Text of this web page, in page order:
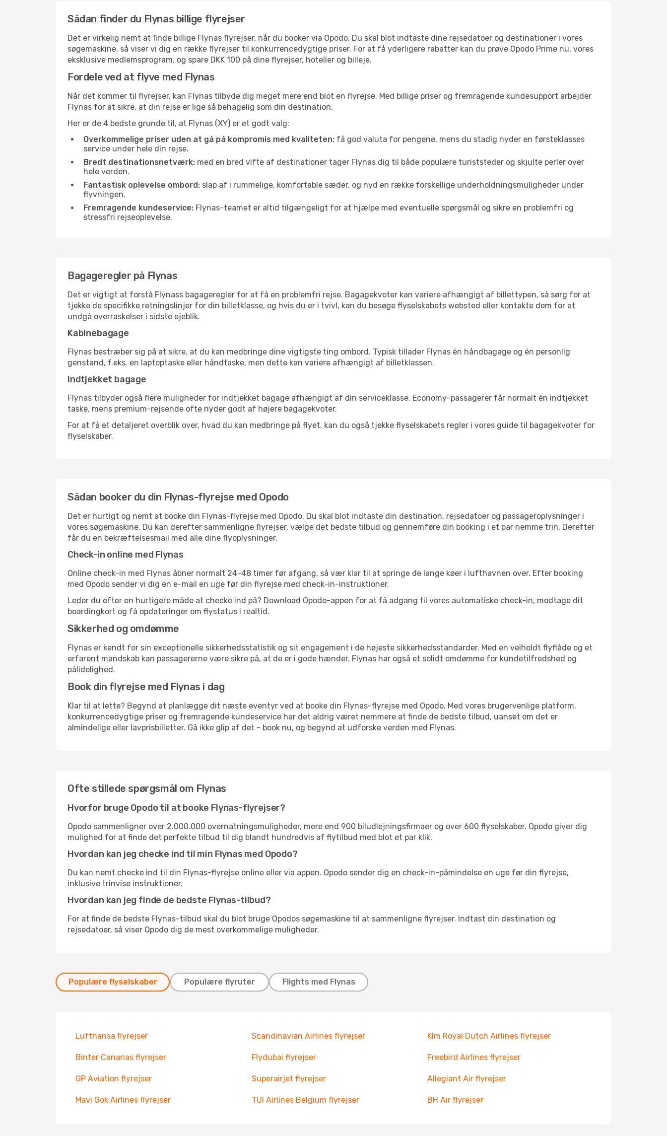
Sådan finder du Flynas billige flyrejser
Det er virkelig nemt at finde billige Flynas flyrejser, når du booker via Opodo. Du skal blot indtaste dine rejsedatoer og destinationer i vores
søgemaskine, så viser vi dig en række flyrejser til konkurrencedygtige priser. For at få yderligere rabatter kan du prøve Opodo Prime nu, vores
eksklusive medlemsprogram, og spare DKK 100 på dine flyrejser, hoteller og billeje.
Fordele ved at flyve med Flynas
Når det kommer til flyrejser, kan Flynas tilbyde dig meget mere end blot en flyrejse. Med billige priser og fremragende kundesupport arbejder
Flynas for at sikre, at din rejse er lige så behagelig som din destination.
Her er de 4 bedste grunde til, at Flynas (XY) er et godt valg:
Overkommelige priser uden at gå på kompromis med kvaliteten: få god valuta for pengene, mens du stadig nyder en førsteklasses
service under hele din rejse.
Bredt destinationsnetværk: med en bred vifte af destinationer tager Flynas dig til både populære turiststeder og skjulte perler over
hele verden.
Fantastisk oplevelse ombord: slap af i rummelige, komfortable sæder, og nyd en række forskellige underholdningsmuligheder under
flyvningen.
Fremragende kundeservice: Flynas-teamet er altid tilgængeligt for at hjælpe med eventuelle spørgsmål og sikre en problemfri og
stressfri rejseoplevelse.
Bagageregler på Flynas
Det er vigtigt at forstå Flynass bagageregler for at få en problemfri rejse. Bagagekvoter kan variere afhængigt af billettypen, så sørg for at
tjekke de specifikke retningslinjer for din billetklasse, og hvis du er i tvivl, kan du besøge flyselskabets websted eller kontakte dem for at
undgå overraskelser i sidste øjeblik.
Kabinebagage
Flynas bestræber sig på at sikre, at du kan medbringe dine vigtigste ting ombord. Typisk tillader Flynas én håndbagage og én personlig
genstand, f.eks. en laptoptaske eller håndtaske, men dette kan variere afhængigt af billetklassen.
Indtjekket bagage
Flynas tilbyder også flere muligheder for indtjekket bagage afhængigt af din serviceklasse. Economy-passagerer får normalt én indtjekket
taske, mens premium-rejsende ofte nyder godt af højere bagagekvoter.
For at få et detaljeret overblik over, hvad du kan medbringe på flyet, kan du også tjekke flyselskabets regler i vores guide til bagagekvoter for
flyselskaber.
Sådan booker du din Flynas-flyrejse med Opodo
Det er hurtigt og nemt at booke din Flynas-flyrejse med Opodo. Du skal blot indtaste din destination, rejsedatoer og passageroplysninger i
vores søgemaskine. Du kan derefter sammenligne flyrejser, vælge det bedste tilbud og gennemføre din booking i et par nemme trin. Derefter
får du en bekræftelsesmail med alle dine flyoplysninger.
Check-in online med Flynas
Online check-in med Flynas åbner normalt 24-48 timer før afgang, så vær klar til at springe de lange køer i lufthavnen over. Efter booking
med Opodo sender vi dig en e-mail en uge før din flyrejse med check-in-instruktioner.
Leder du efter en hurtigere måde at checke ind på? Download Opodo-appen for at få adgang til vores automatiske check-in, modtage dit
boardingkort og få opdateringer om flystatus i realtid.
Sikkerhed og omdømme
Flynas er kendt for sin exceptionelle sikkerhedsstatistik og sit engagement i de højeste sikkerhedsstandarder. Med en velholdt flyflåde og et
erfarent mandskab kan passagererne være sikre på, at de er i gode hænder. Flynas har også et solidt omdømme for kundetilfredshed og
pålidelighed.
Book din flyrejse med Flynas i dag
Klar til at lette? Begynd at planlægge dit næste eventyr ved at booke din Flynas-flyrejse med Opodo. Med vores brugervenlige platform,
konkurrencedygtige priser og fremragende kundeservice har det aldrig været nemmere at finde de bedste tilbud, uanset om det er
almindelige eller lavprisbilletter. Gå ikke glip af det - book nu, og begynd at udforske verden med Flynas.
Ofte stillede spørgsmål om Flynas
Hvorfor bruge Opodo til at booke Flynas-flyrejser?
Opodo sammenligner over 2.000.000 overnatningsmuligheder, mere end 900 biludlejningsfirmaer og over 600 flyselskaber. Opodo giver dig
mulighed for at finde det perfekte tilbud til dig blandt hundredvis af flytilbud med blot et par klik.
Hvordan kan jeg checke ind til min Flynas med Opodo?
Du kan nemt checke ind til din Flynas-flyrejse online eller via appen. Opodo sender dig en check-in-påmindelse en uge før din flyrejse,
inklusive trinvise instruktioner.
Hvordan kan jeg finde de bedste Flynas-tilbud?
For at finde de bedste Flynas-tilbud skal du blot bruge Opodos søgemaskine til at sammenligne flyrejser. Indtast din destination og
rejsedatoer, så viser Opodo dig de mest overkommelige muligheder.
Populære flyselskaber Populære flyruter Flights med Flynas
Lufthansa flyrejser Scandinavian Airlines flyrejser Klm Royal Dutch Airlines flyrejser
Binter Canarias flyrejser Flydubai flyrejser Freebird Airlines flyrejser
GP Aviation flyrejser Superairjet flyrejser Allegiant Air flyrejser
Mavi Gok Airlines flyrejser TUI Airlines Belgium flyrejser BH Air flyrejser